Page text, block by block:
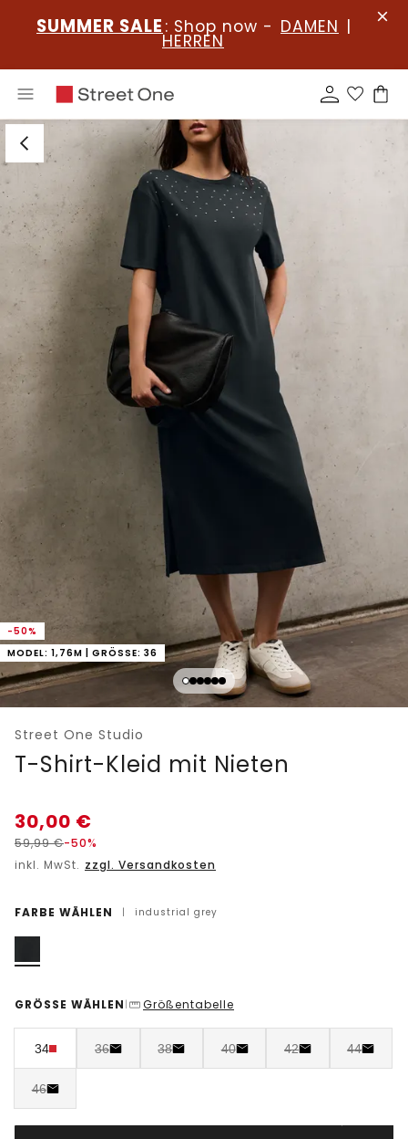
SUMMER SALE : Shop now - DAMEN |
HERREN
-50%
MODEL: 1,76M | GRÖSSE: 36
Street One Studio
T-Shirt-Kleid mit Nieten
30,00 €
59,99€-50%
inkl. MwSt. zzgl. Versandkosten
FARBE WÄHLEN | industrial grey
GRÖSSE WÄHLEN | Größentabelle
34 36 38 40 42 44
46